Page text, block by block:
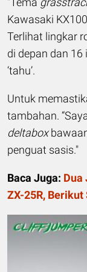
Kawasaki
Terlihat lingkar
di depan dan 16
‘tahu’.
Untuk
tambahan.
deltabox
penguat sasis."
Baca Juga: Dua
ZX-25R, Berikut